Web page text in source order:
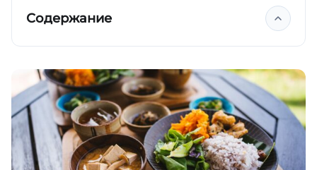
Содержание
Принцип 2. Здоровая удельная
калорийность пищи
Принцип 3. Принцип есть сытно и без
переедания.